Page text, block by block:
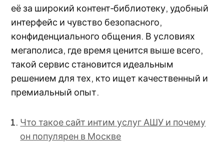
её за широкий контент‑библиотеку, удобный
интерфейс и чувство безопасного,
конфиденциального общения. В условиях
мегаполиса, где время ценится выше всего,
такой сервис становится идеальным
решением для тех, кто ищет качественный и
премиальный опыт.
Что такое сайт интим услуг АШУ и почему
он популярен в Москве